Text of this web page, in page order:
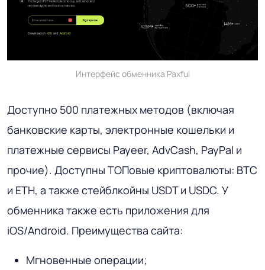
Интерфейс обменника Paxful
Доступно 500 платежных методов (включая
банковские карты, электронные кошельки и
платежные сервисы Payeer, AdvCash, PayPal и
прочие). Доступны ТОПовые криптовалюты: BTC
и ETH, а также стейблкойны USDT и USDC. У
обменника также есть приложения для
iOS/Android. Преимущества сайта:
Мгновенные операции;